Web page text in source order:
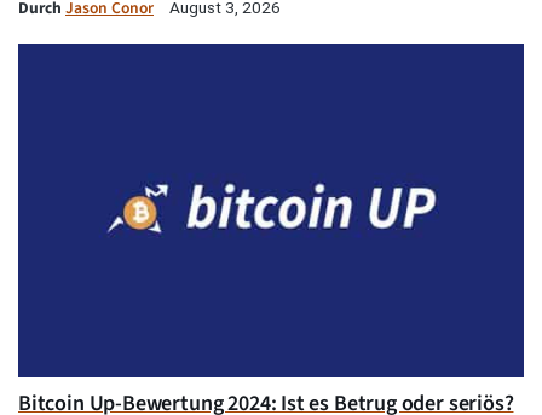
Durch Jason Conor August 3, 2026
Bitcoin Up-Bewertung 2024: Ist es Betrug oder seriös?